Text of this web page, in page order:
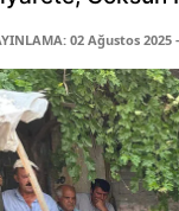
02 Ağustos 2025